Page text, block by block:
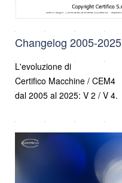
Changelog 2005-2025
L'evoluzione di
Certifico Macchine / CEM4
dal 2005 al 2025: V 2 / V 4.